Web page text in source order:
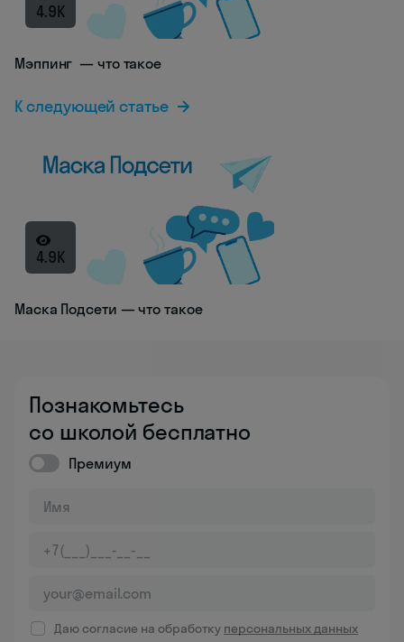
4.9K
Мэппинг — что такое
К следующей статье
4.9K
Маска Подсети — что такое
Познакомьтесь
со школой бесплатно
Премиум
Даю согласие на обработку персональных данных